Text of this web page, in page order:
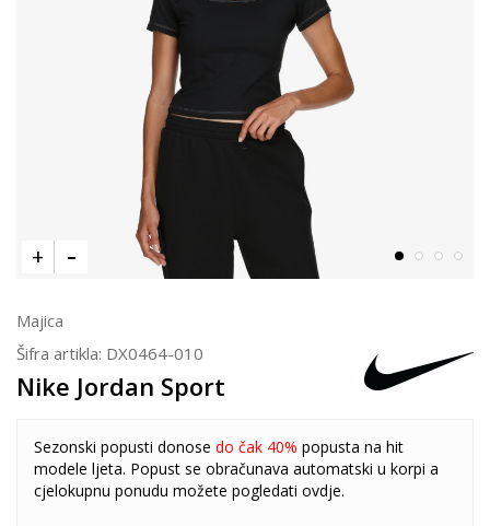
Majica
Šifra artikla: DX0464-010
Nike Jordan Sport
Sezonski popusti donose do čak 40% popusta na hit
modele ljeta. Popust se obračunava automatski u korpi a
cjelokupnu ponudu možete pogledati ovdje.